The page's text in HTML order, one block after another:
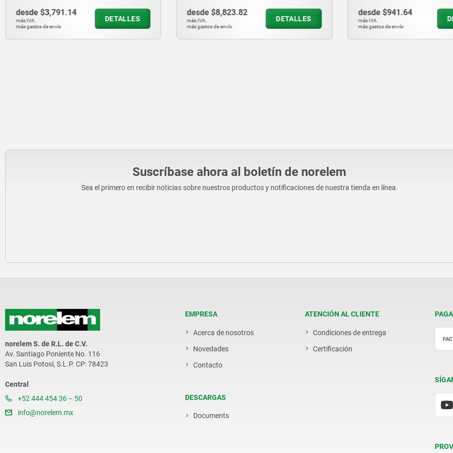
desde $3,791.14
más IVA.
más gastos de envío
DETALLES
desde $8,823.82
más IVA.
más gastos de envío
DETALLES
desde $941.64
más IVA.
más gastos de envío
Suscríbase ahora al boletín de norelem
Sea el primero en recibir noticias sobre nuestros productos y notificaciones de nuestra tienda en línea.
norelem S. de R.L. de C.V.
Av. Santiago Poniente No. 116
San Luis Potosí, S.L.P. CP: 78423
Central
+52 444 454 36 – 50
info@norelem.mx
EMPRESA
Acerca de nosotros
Novedades
Contacto
DESCARGAS
Documents
ATENCIÓN AL CLIENTE
Condiciones de entrega
Certificación